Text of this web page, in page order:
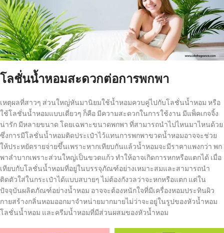
โลชั่นน้ำหอมสะดวกต่อการพกพา
เหตุผลที่สาวๆ ส่วนใหญ่หันมานิยมใช้น้ำหอมควบคู่ไปกับโลชั่นน้ำหอม หรือ
ใช้โลชั่นน้ำหอมแบบเดี่ยวๆ ก็คือ มีความสะดวกในการใช้งาน มีแพ็คเกจจิ้ง
น่ารัก มีหลายขนาด โดยเฉพาะขนาดพกพา ที่สามารถนำไปไหนมาไหนด้วย
ซึ่งการมีโลชั่นน้ำหอมติดประเป๋าไว้แทนการพกพาขวดน้ำหอมอาจจะช่วย
ให้ประหยัดรายจ่ายขึ้นเพราะหากเทียบกันแล้วน้ำหอมจะมีราคาแพงกว่า พก
พาลำบากเพราะส่วนใหญ่เป็นขวดแก้ว ทำให้อาจเกิดการหกหรือแตกได้ เมื่อ
เทียบกับโลชั่นน้ำหอมที่อยู่ในบรรจุภัณฑ์อย่างเหมาะสมและสามารถนำ
ติดตัวใส่ในกระเป๋าได้แบบสบายๆ ไม่ต้องกังวลว่าจะหกหรือแตก แต่ใน
ปัจจุบันผลิตภัณฑ์อย่างน้ำหอม อาจจะต้องหนักใจที่มีเครื่องหอมประทินผิว
กายสร้างกลิ่นหอมออกมาจำหน่ายมากมายไม่ว่าจะอยู่ในรูปของหัวน้ำหอม
โลชั่นน้ำหอม และครีมน้ำหอมที่มีส่วนผสมของหัวน้ำหอม